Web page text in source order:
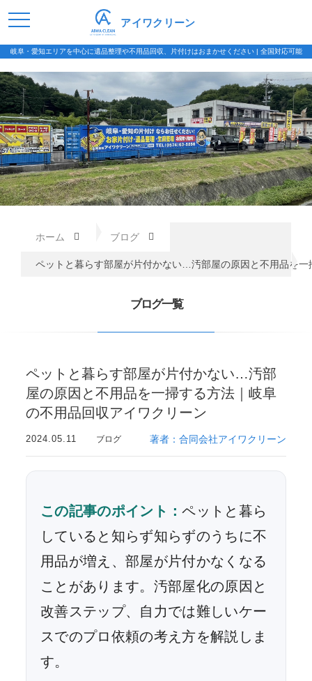
岐阜・愛知エリアを中心に遺品整理や不用品回収、片付けはおまかせください | 全国対応可能
アイワクリーン
ホーム ブログ
ペットと暮らす部屋が片付かない…汚部屋の原因と不用品を
ブログ一覧
ペットと暮らす部屋が片付かない…汚部
屋の原因と不用品を一掃する方法｜岐阜
の不用品回収アイワクリーン
2024.05.11 ブログ 著者：合同会社アイワクリーン
この記事のポイント：ペットと暮ら
していると知らず知らずのうちに不
用品が増え、部屋が片付かなくなる
ことがあります。汚部屋化の原因と
改善ステップ、自力では難しいケー
スでのプロ依頼の考え方を解説しま
す。